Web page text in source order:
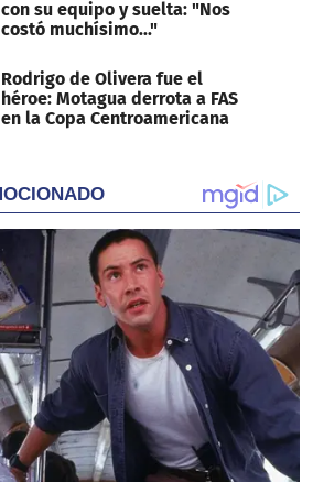
con su equipo y suelta: "Nos
costó muchísimo..."
Rodrigo de Olivera fue el
héroe: Motagua derrota a FAS
en la Copa Centroamericana